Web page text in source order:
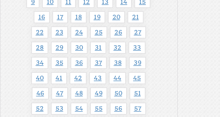
9 10 11 12 13 14 15
16 17 18 19 20 21
22 23 24 25 26 27
28 29 30 31 32 33
34 35 36 37 38 39
40 41 42 43 44 45
46 47 48 49 50 51
52 53 54 55 56 57